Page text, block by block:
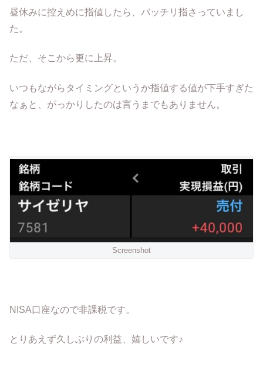
昼休みに控えめに指値したら、バッチリ指さっていまし
た。
ただ、そこから更に上昇。
いつもながらタイミングというか指値する値が下手すぎた
なぁと、がっかりしたのは言うまでもありません。
Screenshot
NISA口座なので非課税です。
とりあえず久しぶりの利益、嬉しいです♪